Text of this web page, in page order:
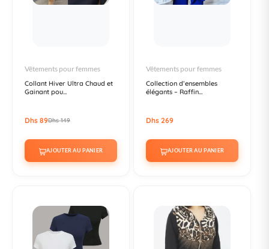
Vêtements pour femmes
Collant Hiver Ultra Chaud et
Gainant pou...
Dhs 89Dhs 149
AJOUTER AU PANIER
Vêtements pour femmes
Collection d’ensembles
élégants – Raffin...
Dhs 269
AJOUTER AU PANIER